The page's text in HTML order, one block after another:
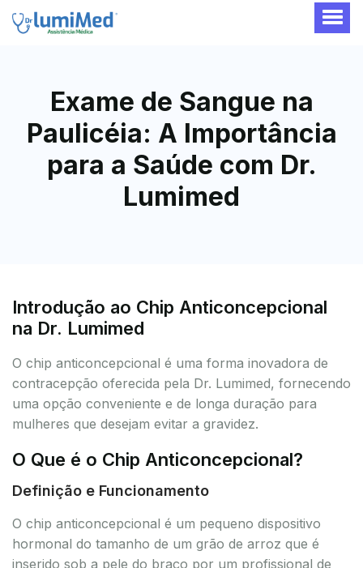
Exame de Sangue na
Paulicéia: A Importância
para a Saúde com Dr.
Lumimed
Introdução ao Chip Anticoncepcional
na Dr. Lumimed
O chip anticoncepcional é uma forma inovadora de
contracepção oferecida pela Dr. Lumimed, fornecendo
uma opção conveniente e de longa duração para
mulheres que desejam evitar a gravidez.
O Que é o Chip Anticoncepcional?
Definição e Funcionamento
O chip anticoncepcional é um pequeno dispositivo
hormonal do tamanho de um grão de arroz que é
inserido sob a pele do braço por um profissional de